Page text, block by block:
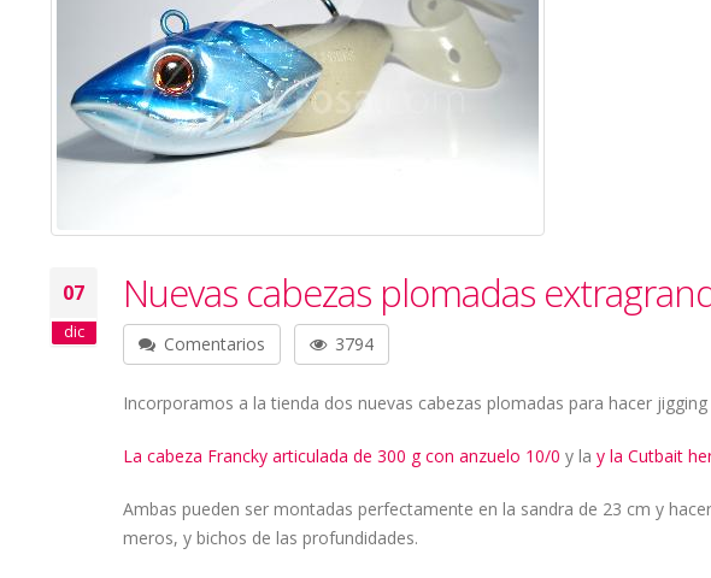
07
dic
Nuevas cabezas plomadas
Comentarios 3794
Incorporamos a la tienda dos nuevas cabezas plomadas para hacer
La cabeza Francky articulada de 300 g con anzuelo 10/0 y la y la Cutbait
Ambas pueden ser montadas perfectamente en la sandra de 23 cm y
meros, y bichos de las profundidades.